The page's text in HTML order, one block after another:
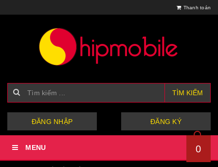
Thanh toán
TÌM KIẾM
ĐĂNG NHẬP ĐĂNG KÝ
MENU 0